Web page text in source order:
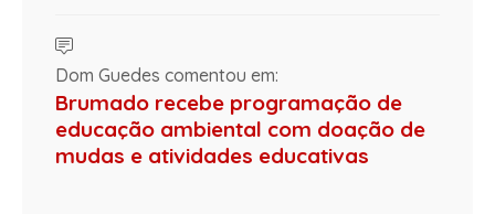
Dom Guedes comentou em:
Brumado recebe programação de
educação ambiental com doação de
mudas e atividades educativas